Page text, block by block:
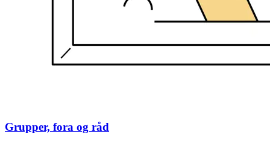
Grupper, fora og råd